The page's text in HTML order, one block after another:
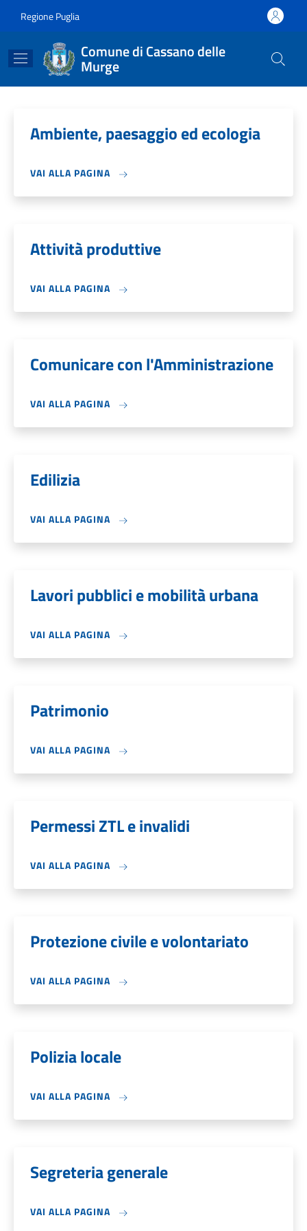
Regione Puglia
Comune di Cassano delle
Murge
Ambiente, paesaggio ed ecologia
VAI ALLA PAGINA
Attività produttive
VAI ALLA PAGINA
Comunicare con l'Amministrazione
VAI ALLA PAGINA
Edilizia
VAI ALLA PAGINA
Lavori pubblici e mobilità urbana
VAI ALLA PAGINA
Patrimonio
VAI ALLA PAGINA
Permessi ZTL e invalidi
VAI ALLA PAGINA
Protezione civile e volontariato
VAI ALLA PAGINA
Polizia locale
VAI ALLA PAGINA
Segreteria generale
VAI ALLA PAGINA